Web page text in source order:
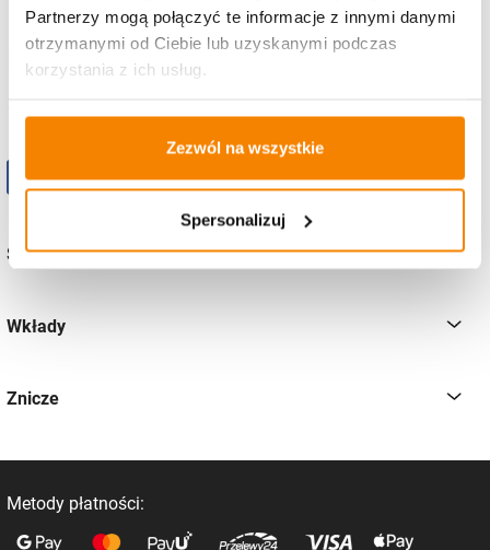
Partnerzy mogą połączyć te informacje z innymi danymi
otrzymanymi od Ciebie lub uzyskanymi podczas
korzystania z ich usług.
Zezwól na wszystkie
Spersonalizuj
+48 736 919 922
sklep@zniczefenix.pl
Sklep
Wkłady
Znicze
Metody płatności: